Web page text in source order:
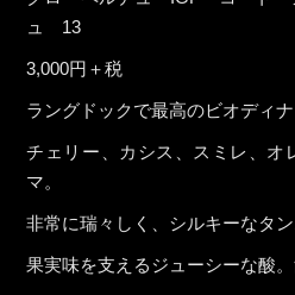
ュ 13
3,000円＋税
ラングドックで最高のビオディ
チェリー、カシス、スミレ、オ
マ。
非常に瑞々しく、シルキーなタ
果実味を支えるジューシーな酸。